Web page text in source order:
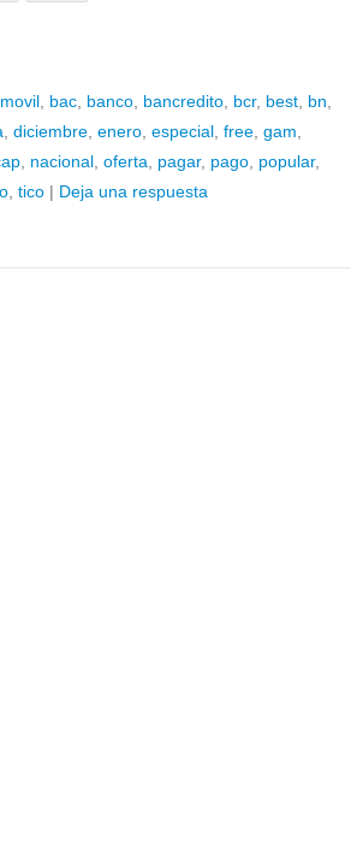
bac banco bancredito bcr, best bn
diciembre enero especial free gam
nacional oferta pagar, pago popular,
tico | Deja una respuesta